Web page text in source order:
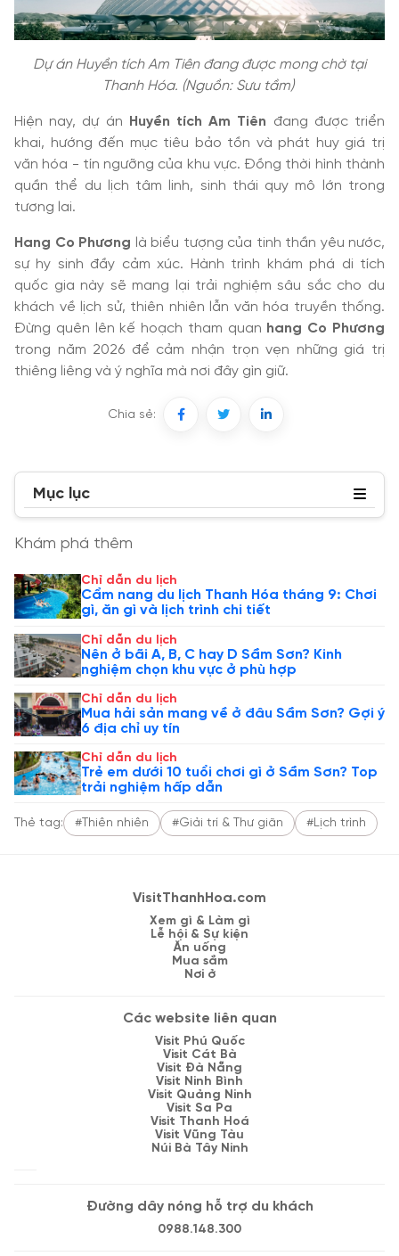
Dự án Huyền tích Am Tiên đang được mong chờ tại
Thanh Hóa. (Nguồn: Sưu tầm)
Hiện nay, dự án Huyền tích Am Tiên đang được triển
khai, hướng đến mục tiêu bảo tồn và phát huy giá trị
văn hóa - tín ngưỡng của khu vực. Đồng thời hình thành
quần thể du lịch tâm linh, sinh thái quy mô lớn trong
tương lai.
Hang Co Phương là biểu tượng của tinh thần yêu nước,
sự hy sinh đầy cảm xúc. Hành trình khám phá di tích
quốc gia này sẽ mang lại trải nghiệm sâu sắc cho du
khách về lịch sử, thiên nhiên lẫn văn hóa truyền thống.
Đừng quên lên kế hoạch tham quan hang Co Phương
trong năm 2026 để cảm nhận trọn vẹn những giá trị
thiêng liêng và ý nghĩa mà nơi đây gìn giữ.
Chia sẻ:
Mục lục
Khám phá thêm
Chỉ dẫn du lịch
Cẩm nang du lịch Thanh Hóa tháng 9: Chơi
gì, ăn gì và lịch trình chi tiết
Chỉ dẫn du lịch
Nên ở bãi A, B, C hay D Sầm Sơn? Kinh
nghiệm chọn khu vực ở phù hợp
Chỉ dẫn du lịch
Mua hải sản mang về ở đâu Sầm Sơn? Gợi ý
6 địa chỉ uy tín
Chỉ dẫn du lịch
Trẻ em dưới 10 tuổi chơi gì ở Sầm Sơn? Top
trải nghiệm hấp dẫn
Thẻ tag: #Thiên nhiên #Giải trí & Thư giãn #Lịch trình
VisitThanhHoa.com
Xem gì & Làm gì
Lễ hội & Sự kiện
Ăn uống
Mua sắm
Nơi ở
Các website liên quan
Visit Phú Quốc
Visit Cát Bà
Visit Đà Nẵng
Visit Ninh Bình
Visit Quảng Ninh
Visit Sa Pa
Visit Thanh Hoá
Visit Vũng Tàu
Núi Bà Tây Ninh
Đường dây nóng hỗ trợ du khách
0988.148.300